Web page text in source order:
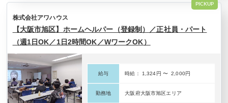
株式会社アワハウス
PICKUP
【大阪市旭区】ホームヘルパー（登録制）／正社員・パート
（週1日OK／1日2時間OK／WワークOK）
給与 時給： 1,324円 〜 2,000円
勤務地 大阪府大阪市旭区エリア